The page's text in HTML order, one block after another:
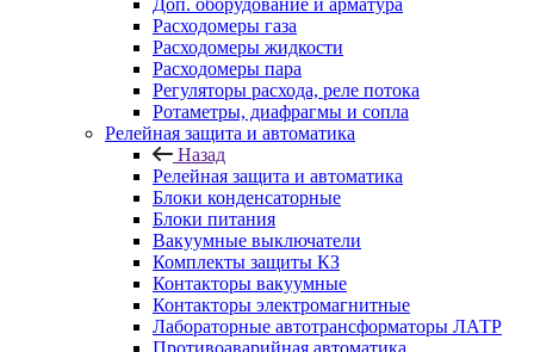
Доп. оборудование и арматура
Расходомеры газа
Расходомеры жидкости
Расходомеры пара
Регуляторы расхода, реле потока
Ротаметры, диафрагмы и сопла
Релейная защита и автоматика
Назад
Релейная защита и автоматика
Блоки конденсаторные
Блоки питания
Вакуумные выключатели
Комплекты защиты КЗ
Контакторы вакуумные
Контакторы электромагнитные
Лабораторные автотрансформаторы ЛАТР
Противоаварийная автоматика